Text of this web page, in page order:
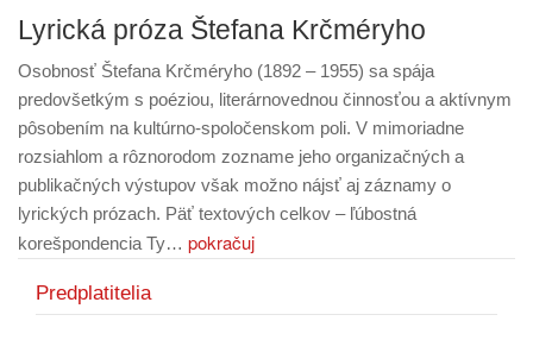
Lyrická próza Štefana Krčméryho
Osobnosť Štefana Krčméryho (1892 – 1955) sa spája
predovšetkým s poéziou, literárnovednou činnosťou a aktívnym
pôsobením na kultúrno-spoločenskom poli. V mimoriadne
rozsiahlom a rôznorodom zozname jeho organizačných a
publikačných výstupov však možno nájsť aj záznamy o
lyrických prózach. Päť textových celkov – ľúbostná
korešpondencia Ty… pokračuj
Predplatitelia